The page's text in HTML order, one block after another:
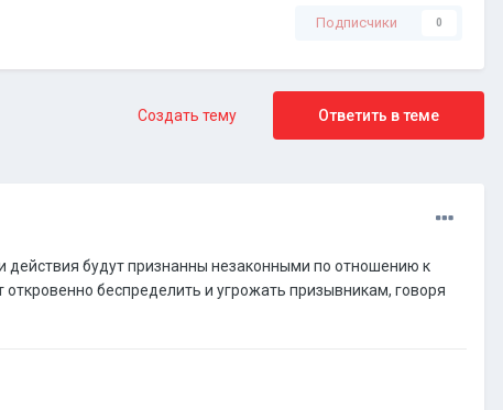
Подписчики 0
Ответить в теме
Создать тему
действия будут признанны незаконными по отношению к
беспределить и угрожать призывникам, говоря